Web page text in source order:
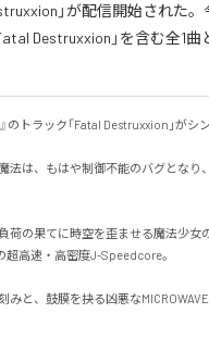
」が配信開始された
Destruxxion」を含む全1曲
のトラック「Fatal Destruxxion」がシ
法は、もはや制御不能のバグとなり
荷の果てに時空を歪ませる魔法少女
超高速・高密度J-Speedcore。
と、鼓膜を抉る凶悪なMICROWAVE